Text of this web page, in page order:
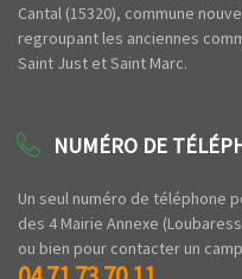
Cantal (15320), commune
regroupant les anciennes
Saint Just et Saint Marc.
NUMÉRO DE
Un seul numéro de téléphone
des 4 Mairie Annexe
ou bien pour contacter un